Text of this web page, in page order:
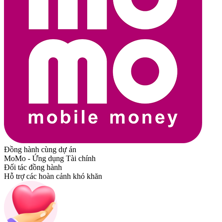
Đồng hành cùng dự án
MoMo - Ứng dụng Tài chính
Đối tác đồng hành
Hỗ trợ các hoàn cảnh khó khăn